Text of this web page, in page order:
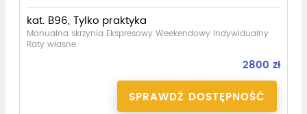
kat. B96, Tylko praktyka
Manualna skrzynia Ekspresowy Weekendowy Indywidualny
Raty własne
2800 zł
SPRAWDŹ DOSTĘPNOŚĆ